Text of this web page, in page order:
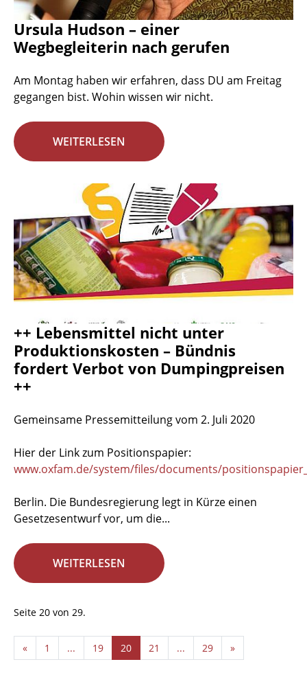
Ursula Hudson – einer
Wegbegleiterin nach gerufen
Am Montag haben wir erfahren, dass DU am Freitag
gegangen bist. Wohin wissen wir nicht.
WEITERLESEN
++ Lebensmittel nicht unter
Produktionskosten – Bündnis
fordert Verbot von Dumpingpreisen
++
Gemeinsame Pressemitteilung vom 2. Juli 2020
Hier der Link zum Positionspapier:
www.oxfam.de/system/files/documents/
Berlin. Die Bundesregierung legt in Kürze einen
Gesetzesentwurf vor, um die...
WEITERLESEN
Seite 20 von 29.
« 1 ... 19 20 21 ... 29 »